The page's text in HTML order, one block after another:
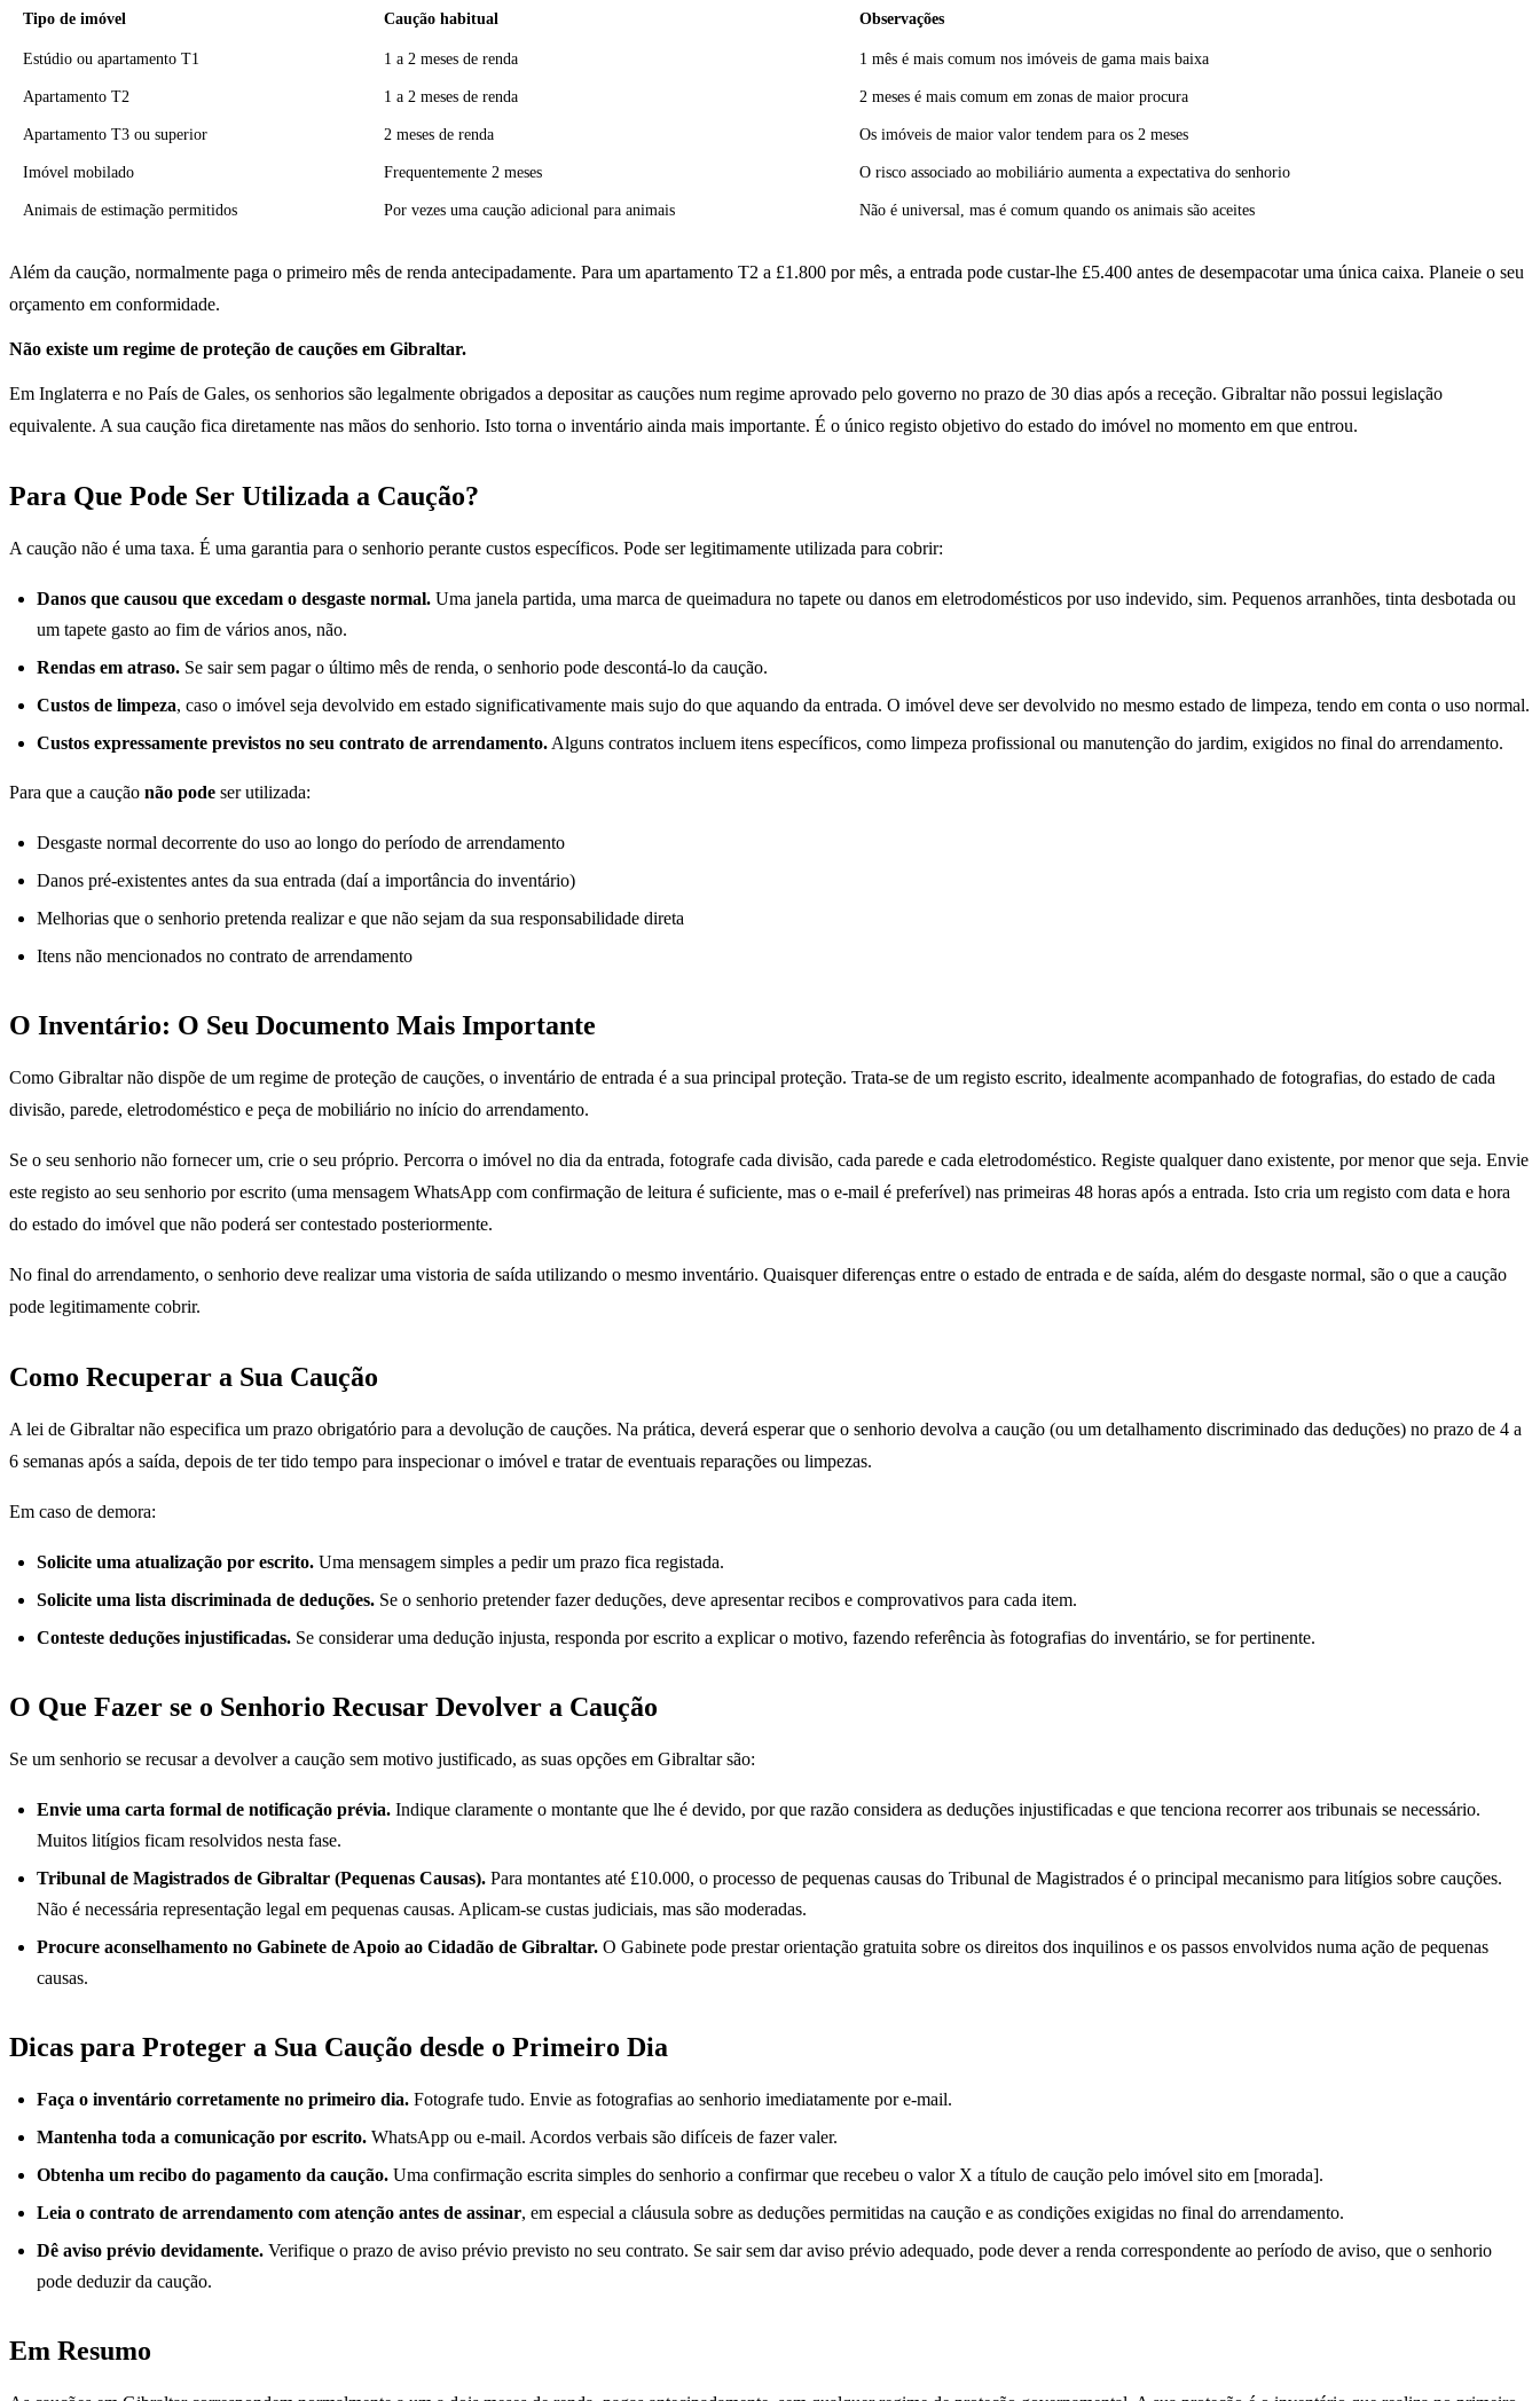
Tipo de imóvel Caução habitual Observações
Estúdio ou apartamento T1 1 a 2 meses de renda 1 mês é mais comum nos imóveis de gama mais baixa
Apartamento T2 1 a 2 meses de renda 2 meses é mais comum em zonas de maior procura
Apartamento T3 ou superior 2 meses de renda Os imóveis de maior valor tendem para os 2 meses
Imóvel mobilado Frequentemente 2 meses O risco associado ao mobiliário aumenta a expectativa do senhorio
Animais de estimação permitidos Por vezes uma caução adicional para animais Não é universal, mas é comum quando os animais são aceites
Além da caução, normalmente paga o primeiro mês de renda antecipadamente. Para um apartamento T2 a £1.800 por mês, a entrada pode custar-lhe £5.400 antes de desempacotar uma única caixa. Planeie o seu
orçamento em conformidade.
Não existe um regime de proteção de cauções em Gibraltar.
Em Inglaterra e no País de Gales, os senhorios são legalmente obrigados a depositar as cauções num regime aprovado pelo governo no prazo de 30 dias após a receção. Gibraltar não possui legislação
equivalente. A sua caução fica diretamente nas mãos do senhorio. Isto torna o inventário ainda mais importante. É o único registo objetivo do estado do imóvel no momento em que entrou.
Para Que Pode Ser Utilizada a Caução?
A caução não é uma taxa. É uma garantia para o senhorio perante custos específicos. Pode ser legitimamente utilizada para cobrir:
Danos que causou que excedam o desgaste normal. Uma janela partida, uma marca de queimadura no tapete ou danos em eletrodomésticos por uso indevido, sim. Pequenos arranhões, tinta desbotada ou
um tapete gasto ao fim de vários anos, não.
Rendas em atraso. Se sair sem pagar o último mês de renda, o senhorio pode descontá-lo da caução.
Custos de limpeza, caso o imóvel seja devolvido em estado significativamente mais sujo do que aquando da entrada. O imóvel deve ser devolvido no mesmo estado de limpeza, tendo em conta o uso normal.
Custos expressamente previstos no seu contrato de arrendamento. Alguns contratos incluem itens específicos, como limpeza profissional ou manutenção do jardim, exigidos no final do arrendamento.
Para que a caução não pode ser utilizada:
Desgaste normal decorrente do uso ao longo do período de arrendamento
Danos pré-existentes antes da sua entrada (daí a importância do inventário)
Melhorias que o senhorio pretenda realizar e que não sejam da sua responsabilidade direta
Itens não mencionados no contrato de arrendamento
O Inventário: O Seu Documento Mais Importante
Como Gibraltar não dispõe de um regime de proteção de cauções, o inventário de entrada é a sua principal proteção. Trata-se de um registo escrito, idealmente acompanhado de fotografias, do estado de cada
divisão, parede, eletrodoméstico e peça de mobiliário no início do arrendamento.
Se o seu senhorio não fornecer um, crie o seu próprio. Percorra o imóvel no dia da entrada, fotografe cada divisão, cada parede e cada eletrodoméstico. Registe qualquer dano existente, por menor que seja. Envie
este registo ao seu senhorio por escrito (uma mensagem WhatsApp com confirmação de leitura é suficiente, mas o e-mail é preferível) nas primeiras 48 horas após a entrada. Isto cria um registo com data e hora
do estado do imóvel que não poderá ser contestado posteriormente.
No final do arrendamento, o senhorio deve realizar uma vistoria de saída utilizando o mesmo inventário. Quaisquer diferenças entre o estado de entrada e de saída, além do desgaste normal, são o que a caução
pode legitimamente cobrir.
Como Recuperar a Sua Caução
A lei de Gibraltar não especifica um prazo obrigatório para a devolução de cauções. Na prática, deverá esperar que o senhorio devolva a caução (ou um detalhamento discriminado das deduções) no prazo de 4 a
6 semanas após a saída, depois de ter tido tempo para inspecionar o imóvel e tratar de eventuais reparações ou limpezas.
Em caso de demora:
Solicite uma atualização por escrito. Uma mensagem simples a pedir um prazo fica registada.
Solicite uma lista discriminada de deduções. Se o senhorio pretender fazer deduções, deve apresentar recibos e comprovativos para cada item.
Conteste deduções injustificadas. Se considerar uma dedução injusta, responda por escrito a explicar o motivo, fazendo referência às fotografias do inventário, se for pertinente.
O Que Fazer se o Senhorio Recusar Devolver a Caução
Se um senhorio se recusar a devolver a caução sem motivo justificado, as suas opções em Gibraltar são:
Envie uma carta formal de notificação prévia. Indique claramente o montante que lhe é devido, por que razão considera as deduções injustificadas e que tenciona recorrer aos tribunais se necessário.
Muitos litígios ficam resolvidos nesta fase.
Tribunal de Magistrados de Gibraltar (Pequenas Causas). Para montantes até £10.000, o processo de pequenas causas do Tribunal de Magistrados é o principal mecanismo para litígios sobre cauções.
Não é necessária representação legal em pequenas causas. Aplicam-se custas judiciais, mas são moderadas.
Procure aconselhamento no Gabinete de Apoio ao Cidadão de Gibraltar. O Gabinete pode prestar orientação gratuita sobre os direitos dos inquilinos e os passos envolvidos numa ação de pequenas
causas.
Dicas para Proteger a Sua Caução desde o Primeiro Dia
Faça o inventário corretamente no primeiro dia. Fotografe tudo. Envie as fotografias ao senhorio imediatamente por e-mail.
Mantenha toda a comunicação por escrito. WhatsApp ou e-mail. Acordos verbais são difíceis de fazer valer.
Obtenha um recibo do pagamento da caução. Uma confirmação escrita simples do senhorio a confirmar que recebeu o valor X a título de caução pelo imóvel sito em [morada].
Leia o contrato de arrendamento com atenção antes de assinar, em especial a cláusula sobre as deduções permitidas na caução e as condições exigidas no final do arrendamento.
Dê aviso prévio devidamente. Verifique o prazo de aviso prévio previsto no seu contrato. Se sair sem dar aviso prévio adequado, pode dever a renda correspondente ao período de aviso, que o senhorio
pode deduzir da caução.
Em Resumo